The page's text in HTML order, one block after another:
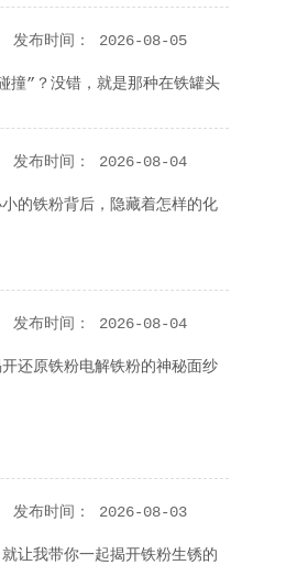
发布时间： 2026-08-05
撞”？没错，就是那种在铁罐头
发布时间： 2026-08-04
的铁粉背后，隐藏着怎样的化
发布时间： 2026-08-04
还原铁粉电解铁粉的神秘面纱
发布时间： 2026-08-03
让我带你一起揭开铁粉生锈的